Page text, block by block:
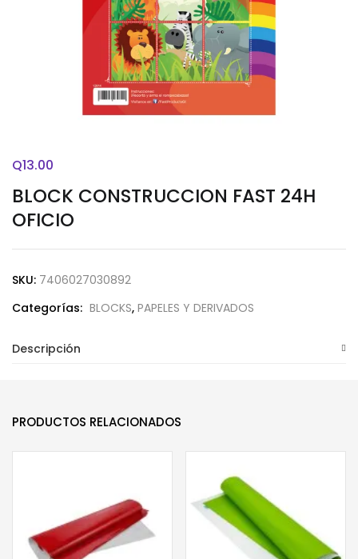
¿Contraseña perdida?
BLOCK CONSTRUCCION FAST 24H
OFICIO
Q13.00
SKU: 7406027030892
Categorías: BLOCKS, PAPELES Y DERIVADOS
Descripción
PRODUCTOS RELACIONADOS